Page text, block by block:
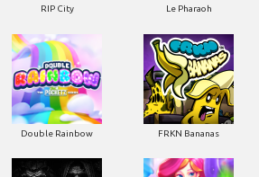
RIP City Le Pharaoh
Double Rainbow FRKN Bananas